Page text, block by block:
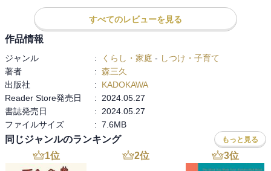
すべてのレビューを見る
作品情報
ジャンル : くらし・家庭 - しつけ・子育て
著者
: 森三久
出版社
:
KADOKAWA
Reader Store発売日
:
2024.05.27
書誌発売日
:
2024.05.27
ファイルサイズ
: 7.6MB
同じジャンルのランキング もっと見る
1位 2位 3位